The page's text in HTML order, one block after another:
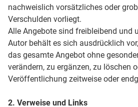
nachweislich vorsätzliches oder
Verschulden vorliegt.
Alle Angebote sind freibleibend und
Autor behält es sich ausdrücklich
das gesamte Angebot ohne
verändern, zu ergänzen, zu löschen
Veröffentlichung zeitweise oder
2. Verweise und Links